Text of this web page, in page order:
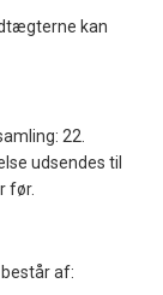
kan
22.
udsendes til
før.
af: